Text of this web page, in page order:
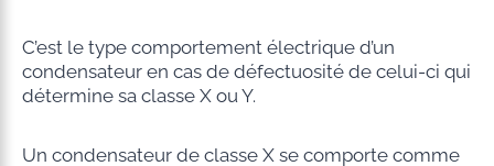
C’est le type comportement électrique d’un
condensateur en cas de défectuosité de celui-ci qui
détermine sa classe X ou Y.
Un condensateur de classe X se comporte comme